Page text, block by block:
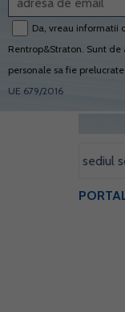
pentru sediul
Da, vreau informatii
Rentrop&Straton. Sunt
personale sa fie
UE 679/2016